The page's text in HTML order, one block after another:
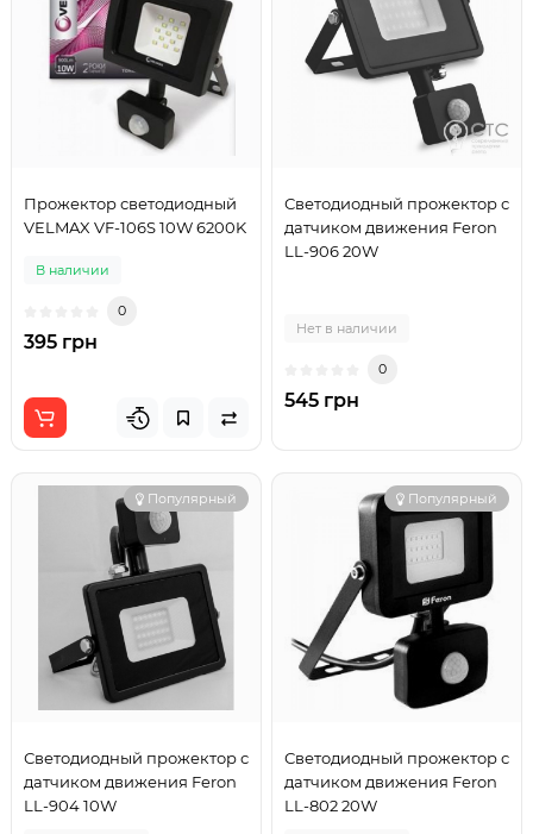
Прожектор светодиодный
VELMAX VF-106S 10W 6200K
В наличии
0
395 грн
Светодиодный прожектор с
датчиком движения Feron
LL-906 20W
Нет в наличии
0
545 грн
Популярный
Светодиодный прожектор с
датчиком движения Feron
LL-904 10W
Популярный
Светодиодный прожектор с
датчиком движения Feron
LL-802 20W